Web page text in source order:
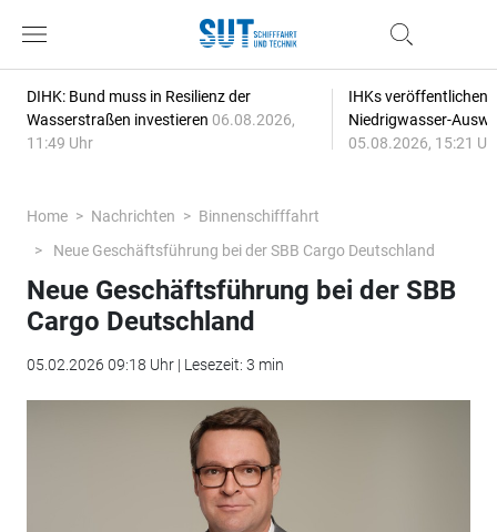
DIHK: Bund muss in Resilienz der
Wasserstraßen investieren 06.08.2026,
11:49 Uhr
IHKs veröffentlichen
Niedrigwasser-
05.08.2026, 15:21
Home Nachrichten
Binnenschifffahrt
Neue Geschäftsführung bei der SBB Cargo Deutschland
Neue Geschäftsführung bei der SBB
Cargo Deutschland
05.02.2026 09:18 Uhr | Lesezeit: 3 min